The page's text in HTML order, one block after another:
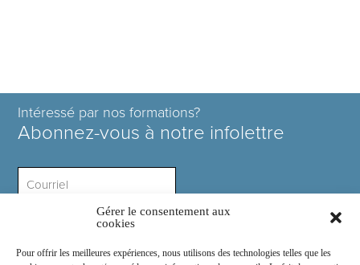
Gérer le consentement aux
cookies
Pour offrir les meilleures expériences, nous utilisons des technologies telles que les
Intéressé par nos formations?
Abonnez-vous à notre infolettre